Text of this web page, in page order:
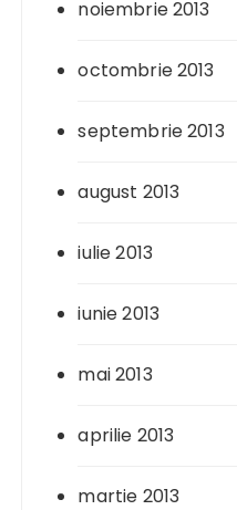
noiembrie 2013
octombrie 2013
septembrie 2013
august 2013
iulie 2013
iunie 2013
mai 2013
aprilie 2013
martie 2013